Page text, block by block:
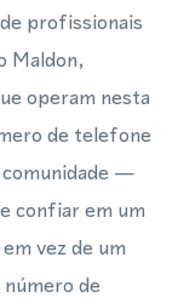
profissionais
Maldon,
operam nesta
de telefone
comunidade —
confiar em um
vez de um
de